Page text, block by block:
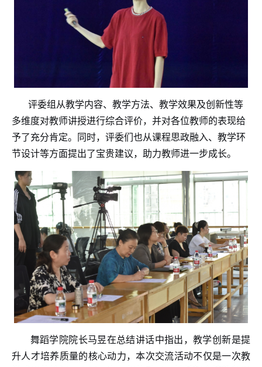
评委组从教学内容、教学方法、教学效果及创新性等
多维度对教师讲授进行综合评价，并对各位教师的表现给
予了充分肯定。同时，评委们也从课程思政融入、教学环
节设计等方面提出了宝贵建议，助力教师进一步成长。
舞蹈学院院长马昱在总结讲话中指出，教学创新是提
升人才培养质量的核心动力，本次交流活动不仅是一次教